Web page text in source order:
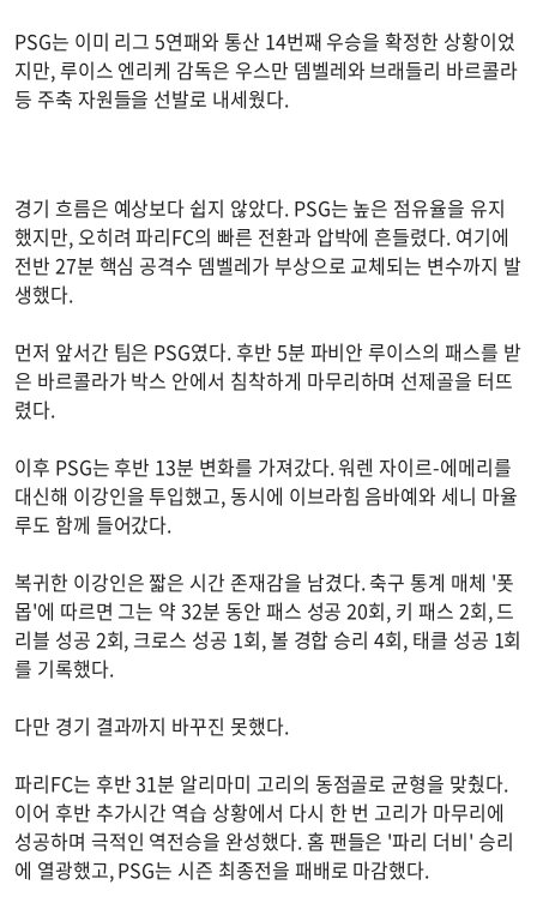
PSG는 이미 리그 5연패와 통산 14번째 우승을 확정한 상황이었
지만, 루이스 엔리케 감독은 우스만 뎀벨레와 브래들리 바르콜라
등 주축 자원들을 선발로 내세웠다.
경기 흐름은 예상보다 쉽지 않았다. PSG는 높은 점유율을 유지
했지만, 오히려 파리FC의 빠른 전환과 압박에 흔들렸다. 여기에
전반 27분 핵심 공격수 뎀벨레가 부상으로 교체되는 변수까지 발
생했다.
먼저 앞서간 팀은 PSG였다. 후반 5분 파비안 루이스의 패스를 받
은 바르콜라가 박스 안에서 침착하게 마무리하며 선제골을 터뜨
렸다.
이후 PSG는 후반 13분 변화를 가져갔다. 워렌 자이르-에메리를
대신해 이강인을 투입했고, 동시에 이브라힘 음바예와 세니 마율
루도 함께 들어갔다.
복귀한 이강인은 짧은 시간 존재감을 남겼다. 축구 통계 매체 '폿
몹'에 따르면 그는 약 32분 동안 패스 성공 20회, 키 패스 2회, 드
리블 성공 2회, 크로스 성공 1회, 볼 경합 승리 4회, 태클 성공 1회
를 기록했다.
다만 경기 결과까지 바꾸진 못했다.
파리FC는 후반 31분 알리마미 고리의 동점골로 균형을 맞췄다.
이어 후반 추가시간 역습 상황에서 다시 한 번 고리가 마무리에
성공하며 극적인 역전승을 완성했다. 홈 팬들은 '파리 더비' 승리
에 열광했고, PSG는 시즌 최종전을 패배로 마감했다.